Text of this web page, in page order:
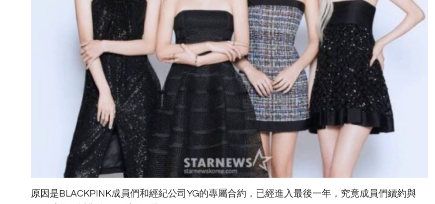
原因是BLACKPINK成員們和經紀公司YG的專屬合約，已經進入最後一年，究竟成員們續約與